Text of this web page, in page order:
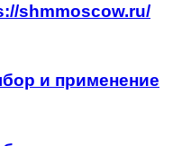
shmmoscow.ru/
и применение